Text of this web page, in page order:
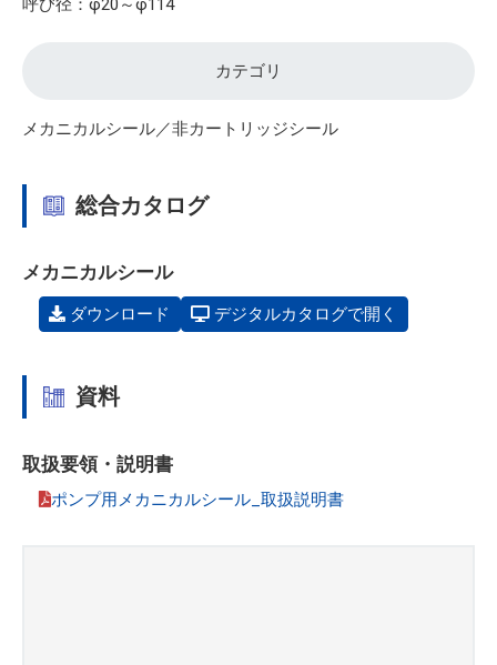
呼び径：φ20～φ114
カテゴリ
メカニカルシール／非カートリッジシール
総合カタログ
メカニカルシール
ダウンロード デジタルカタログで開く
資料
取扱要領・説明書
ポンプ用メカニカルシール_取扱説明書